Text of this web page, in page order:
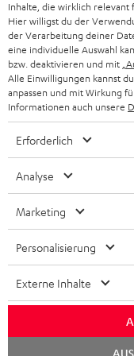
BLUETOOTH-
STEREOANLAGEN
LAUTSPRECHER
ULTIMA-SERIE
IN-EAR-KOPFHÖRER
FANSHOP
NEUHEITEN
BLOG
NEWSLETTER
STORES
DEINE VORTEILE BEI
UNSER MANAGEMENT
NACHHALTIGKEIT
UNSERE WERTE
BILDUNGSRABATT
NIEDERLANDE
BELGIEN
FRANKREICH
POLEN
SPANIEN
ITALIEN
Technische Änderungen,
Fotos abgebildete Zubehör
Entsorgungsgebühren für
Inhalte, die wirklich
Hier willigst du der
der Verarbeitung deiner
eine individuelle Auswahl
bzw. deaktivieren und mit
Alle Einwilligungen kannst
anpassen und mit Wirkung
Informationen auch unsere
Erforderlich
Analyse
Marketing
Personalisierung
Externe Inhalte